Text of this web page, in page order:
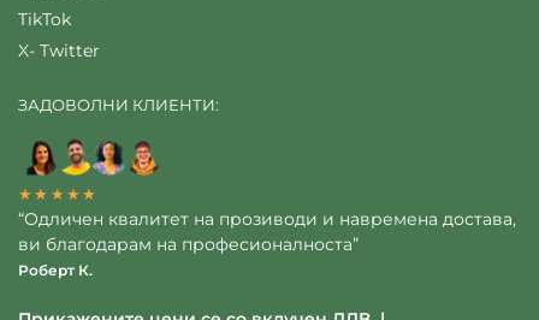
TikTok
X- Twitter
ЗАДОВОЛНИ КЛИЕНТИ:
★★★★★
“Одличен квалитет на прозиводи и навремена достава,
ви благодарам на професионалноста”
Роберт К.